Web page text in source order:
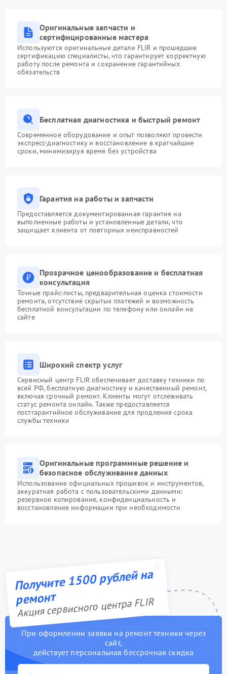
Оригинальные запчасти и
сертифицированные мастера
Используются оригинальные детали FLIR и прошедшие
сертификацию специалисты, что гарантирует корректную
работу после ремонта и сохранение гарантийных
обязательств
Бесплатная диагностика и быстрый ремонт
Современное оборудование и опыт позволяют провести
экспресс-диагностику и восстановление в кратчайшие
сроки, минимизируя время без устройства
Гарантия на работы и запчасти
Предоставляется документированная гарантия на
выполненные работы и установленные детали, что
защищает клиента от повторных неисправностей
Прозрачное ценообразование и бесплатная
консультация
Точные прайс-листы, предварительная оценка стоимости
ремонта, отсутствие скрытых платежей и возможность
бесплатной консультации по телефону или онлайн на
сайте
Широкий спектр услуг
Сервисный центр FLIR обеспечивает доставку техники по
всей РФ, бесплатную диагностику и качественный ремонт,
включая срочный ремонт. Клиенты могут отслеживать
статус ремонта онлайн. Также предоставляется
постгарантийное обслуживание для продления срока
службы техники
Оригинальные программные решение и
безопасное обслуживание данных
Использование официальных прошивок и инструментов,
аккуратная работа с пользовательскими данными:
резервное копирование, конфиденциальность и
восстановление информации при необходимости
Получите 1500 рублей на
ремонт
Акция сервисного центра FLIR
При оформлении заявки на ремонт техники через
сайт,
действует персональная бессрочная скидка